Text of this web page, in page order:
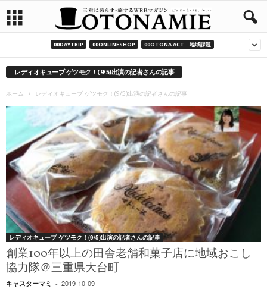
00DAYTRIP 00ONLINESHOP 00OTONA ACT 地域課題
レディオキューブ ゲツモク！(9/5)出演の記者さんの記事
ホーム レディオキューブ ゲツモク！(9/5)出演の記者さんの記事
レディオキューブ ゲツモク！(9/5)出演の記者さんの記事
創業100年以上の田舎老舗和菓子店に地域おこし
協力隊＠三重県大台町
キャスターマミ - 2019-10-09